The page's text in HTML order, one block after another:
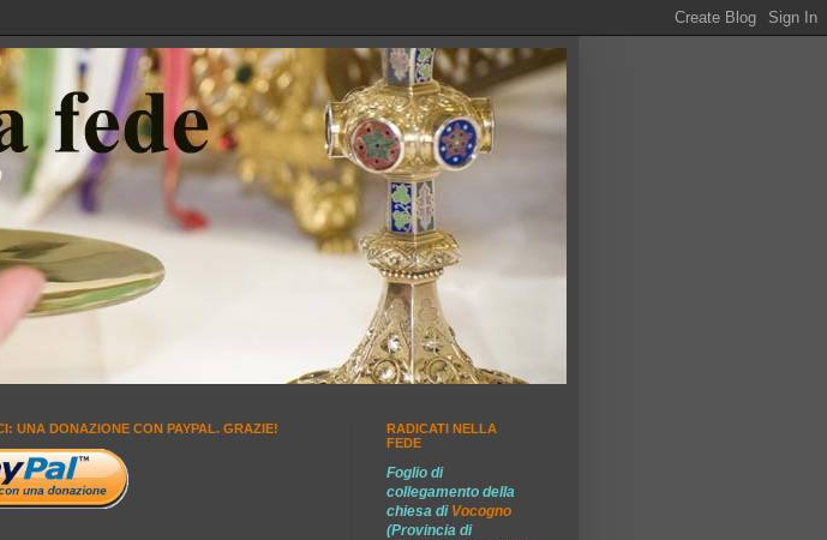
UNA DONAZIONE CON PAYPAL. GRAZIE!
RADICATI NELLA
FEDE
Foglio di
collegamento della
chiesa di Vocogno
(Provincia di